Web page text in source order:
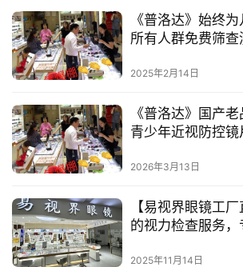
《普洛达》始终
所有人群免费筛
2025年2月14日
《普洛达》国产
青少年近视防控
2026年3月13日
【易视界眼镜工
的视力检查服务，
等知名品牌镜片！
2025年11月14日